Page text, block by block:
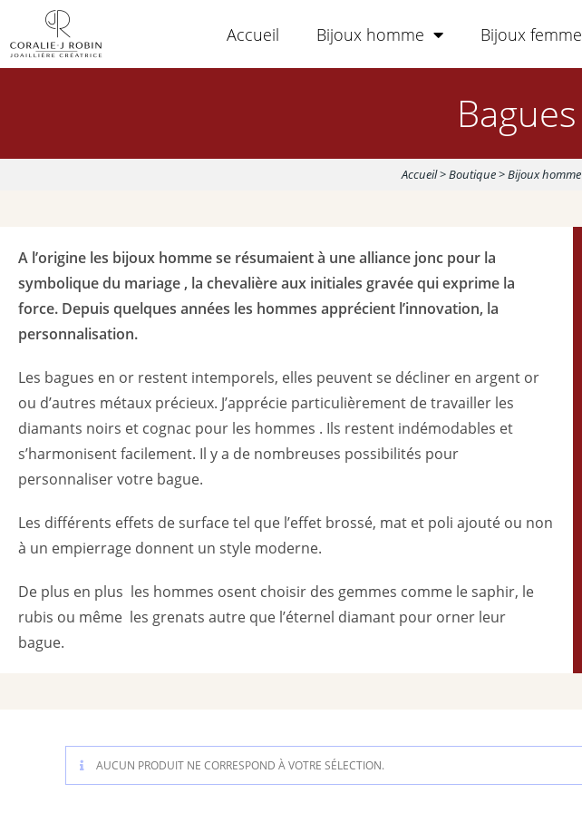
Panneau de gestion des cookies
Accueil Bijoux homme Bijoux femme
Bagues
Accueil>Boutique>Bijoux homme
A l’origine les bijoux homme se résumaient à une alliance jonc pour la
symbolique du mariage , la chevalière aux initiales gravée qui exprime la
force. Depuis quelques années les hommes apprécient l’innovation, la
personnalisation.
Les bagues en or restent intemporels, elles peuvent se décliner en argent or
ou d’autres métaux précieux. J’apprécie particulièrement de travailler les
diamants noirs et cognac pour les hommes . Ils restent indémodables et
s’harmonisent facilement. Il y a de nombreuses possibilités pour
personnaliser votre bague.
Les différents effets de surface tel que l’effet brossé, mat et poli ajouté ou non
à un empierrage donnent un style moderne.
De plus en plus les hommes osent choisir des gemmes comme le saphir, le
rubis ou même les grenats autre que l’éternel diamant pour orner leur
bague.
AUCUN PRODUIT NE CORRESPOND À VOTRE SÉLECTION.